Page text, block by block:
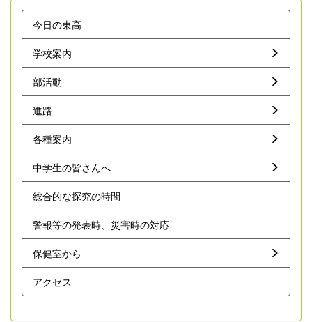
今日の東高
学校案内
部活動
進路
各種案内
中学生の皆さんへ
総合的な探究の時間
警報等の発表時、災害時の対応
保健室から
アクセス